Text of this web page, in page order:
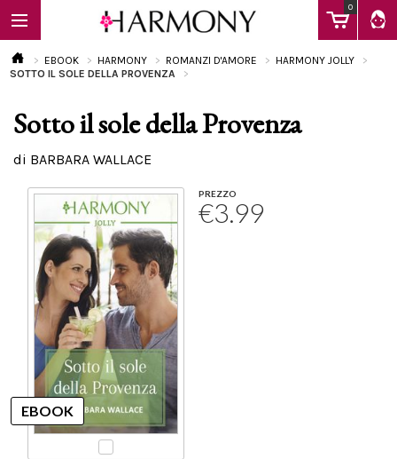
0
EBOOK
Calendario
EBOOK HARMONY ROMANZI D'AMORE
HARMONY JOLLY
SOTTO IL SOLE DELLA PROVENZA
Sotto il sole della Provenza
di BARBARA WALLACE
PREZZO
€3.99